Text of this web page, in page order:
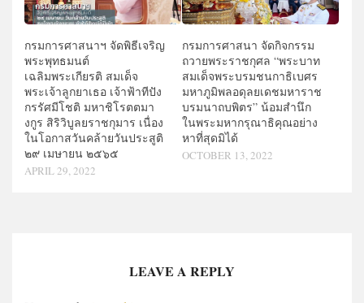
กรมการศาสนาฯ จัดพิธีเจริญ
พระพุทธมนต์
เฉลิมพระเกียรติ สมเด็จ
พระเจ้าลูกยาเธอ เจ้าฟ้าทีปัง
กรรัศมีโชติ มหาชิโรตตมา
งกูร สิริวิบูลยราชกุมาร เนื่อง
ในโอกาสวันคล้ายวันประสูติ
๒๙ เมษายน ๒๕๖๕
APRIL 29, 2022
กรมการศาสนา จัดกิจกรรม
ถวายพระราชกุศล “พระบาท
สมเด็จพระบรมชนกาธิเบศร
มหาภูมิพลอดุลยเดชมหาราช
บรมนาถบพิตร” น้อมสำนึก
ในพระมหากรุณาธิคุณอย่าง
หาที่สุดมิได้
OCTOBER 13, 2022
LEAVE A REPLY